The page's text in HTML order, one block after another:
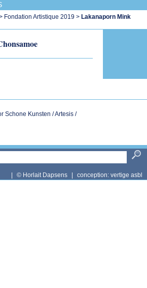
Fondation Artistique 2019 > Lakanaporn Mink
Schone Kunsten / Artesis /
© Horlait Dapsens conception: vertige asbl